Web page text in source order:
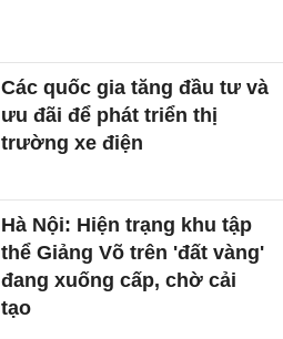
Các quốc gia tăng đầu tư và
ưu đãi để phát triển thị
trường xe điện
Hà Nội: Hiện trạng khu tập
thể Giảng Võ trên 'đất vàng'
đang xuống cấp, chờ cải
tạo